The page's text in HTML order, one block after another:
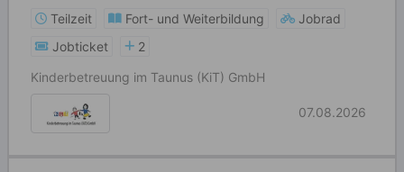
Teilzeit
Fort- und Weiterbildung
Jobrad
Jobticket
2
Kinderbetreuung im Taunus (KiT) GmbH
07.08.2026